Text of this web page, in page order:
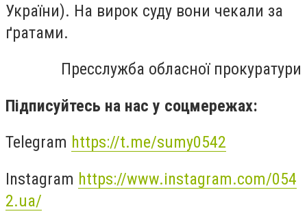
України). На вирок суду вони чекали за
ґратами.
Пресслужба обласної прокуратури
Підписуйтесь на нас у соцмережах:
Telegram https://t.me/sumy0542
Instagram https://www.instagram.com/054
2.ua/